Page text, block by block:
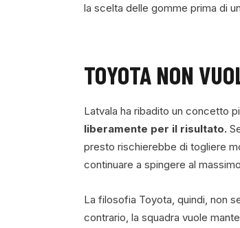
la scelta delle gomme prima di
TOYOTA NON
Latvala ha ribadito un concetto
liberamente per il risultato.
presto rischierebbe di togliere
continuare a spingere al
La filosofia Toyota, quindi, non
contrario, la squadra vuole